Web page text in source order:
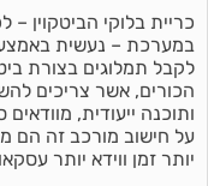
כריית בלוקי הביטקוין –
במערכת – נעשית
לקבל תמלוגים בצורת
הכורים, אשר צריכים
ותוכנה ייעודית,
על חישוב מורכב זה הם
יותר זמן ווידא יותר